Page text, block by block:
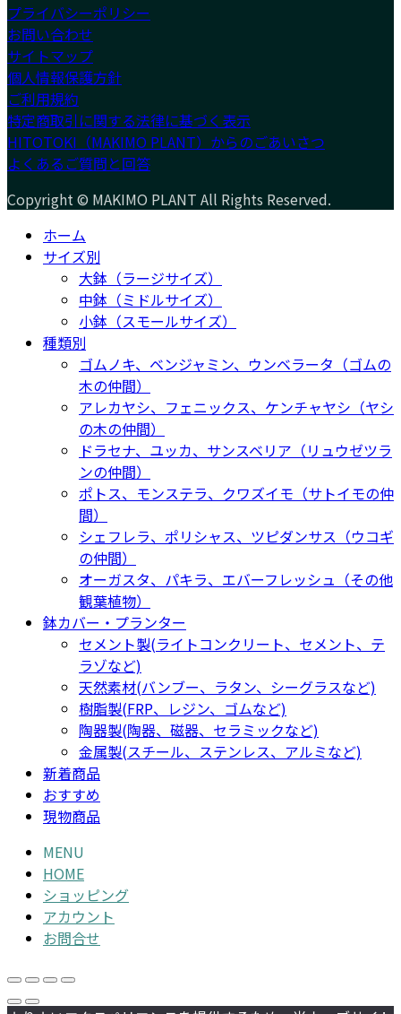
プライバシーポリシー
お問い合わせ
サイトマップ
個人情報保護方針
ご利用規約
特定商取引に関する法律に基づく表示
HITOTOKI（MAKIMO PLANT）からのごあいさつ
よくあるご質問と回答
Copyright © MAKIMO PLANT All Rights Reserved.
ホーム
サイズ別
大鉢（ラージサイズ）
中鉢（ミドルサイズ）
小鉢（スモールサイズ）
種類別
ゴムノキ、ベンジャミン、ウンベラータ（ゴムの
木の仲間）
アレカヤシ、フェニックス、ケンチャヤシ（ヤシ
の木の仲間）
ドラセナ、ユッカ、サンスベリア（リュウゼツラ
ンの仲間）
ポトス、モンステラ、クワズイモ（サトイモの仲
間）
シェフレラ、ポリシャス、ツピダンサス（ウコギ
の仲間）
オーガスタ、パキラ、エバーフレッシュ（その他
観葉植物）
鉢カバー・プランター
セメント製(ライトコンクリート、セメント、テ
ラゾなど)
天然素材(バンブー、ラタン、シーグラスなど)
樹脂製(FRP、レジン、ゴムなど)
陶器製(陶器、磁器、セラミックなど)
金属製(スチール、ステンレス、アルミなど)
新着商品
おすすめ
現物商品
MENU
HOME
ショッピング
アカウント
お問合せ